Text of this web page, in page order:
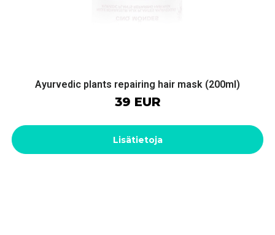
Ayurvedic plants repairing hair mask (200ml)
39 EUR
Lisätietoja